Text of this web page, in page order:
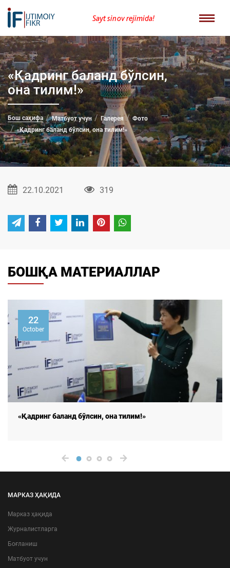
Sayt sinov rejimida!
«Қадринг баланд бўлсин,
она тилим!»
Бош саҳифа Матбуот учун Галерея
Фото
«Қадринг баланд бўлсин, она тилим!»
22.10.2021 319
БОШҚА МАТЕРИАЛЛАР
баланд бўлсин, она тилим!»
МАРКАЗ ҲАҚИДА
Марказ ҳақида
Журналистларга
Боғланиш
Матбуот учун